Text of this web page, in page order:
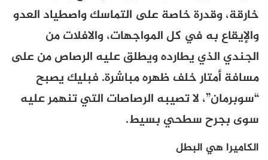
خارقة، وقدرة خاصة على التماسك واصطياد العدو
والإيقاع به في كل المواجهات، والافلات من
الجندي الذي يطارده ويطلق عليه الرصاص من على
مسافة أمتار خلف ظهره مباشرة. فبليك يصبح
“سوبرمان”، لا تصيبه الرصاصات التي تنهمر عليه
سوى بجرح سطحي بسيط.
الكاميرا هي البطل